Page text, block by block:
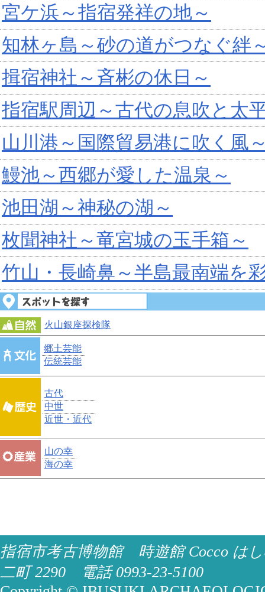
宮ケ浜～指宿発祥の地～
知林ヶ島～砂の道がつなぐ絆
揖宿神社～斉彬の休日～
指宿駅周辺～古代の息吹と太
山川港～国際貿易港に吹く風
鰻池～西郷が愛した温泉～
池田湖～神秘の湖～
枚聞神社～竜宮城の玉手箱～
竹山・長崎鼻～半島最南端を
火山銀座探検隊
郷土芸能
伝統芸能
古代
中世
近世・近代
山の幸
海の幸
指宿市考古博物館 時遊館 Cocco は
二町 2290 電話 0993-23-5100